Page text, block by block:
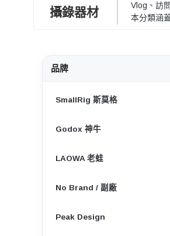
攝錄器材
Vlog、訪
本分類涵
品牌
SmallRig 斯莫格
Godox 神牛
LAOWA 老蛙
No Brand / 副廠
Peak Design